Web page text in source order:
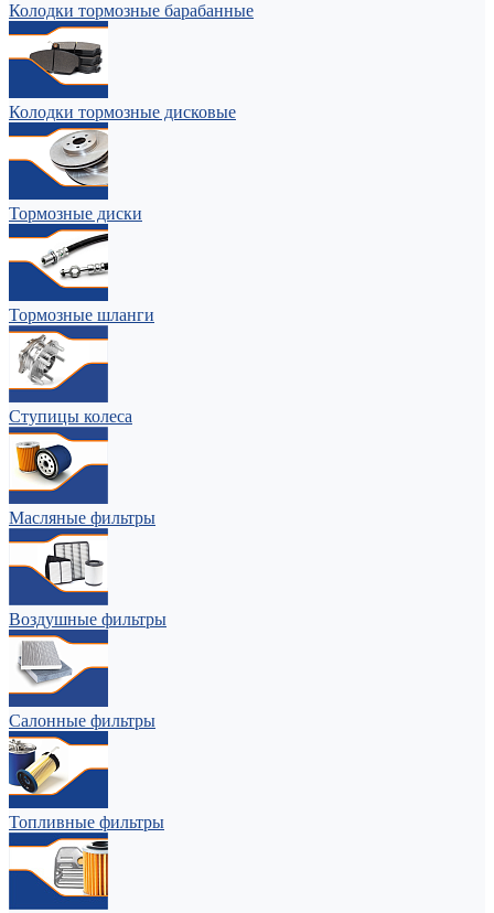
Колодки тормозные барабанные
Колодки тормозные дисковые
Тормозные диски
Тормозные шланги
Ступицы колеса
Масляные фильтры
Воздушные фильтры
Салонные фильтры
Топливные фильтры